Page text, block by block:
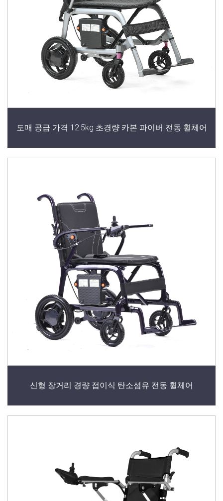
도매 공급 가격 12.5kg 초경량 카본 파이버 전동 휠체어
신형 장거리 경량 접이식 탄소섬유 전동 휠체어